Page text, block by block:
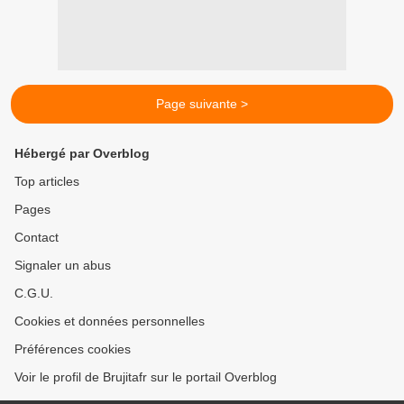
Page suivante >
Hébergé par Overblog
Top articles
Pages
Contact
Signaler un abus
C.G.U.
Cookies et données personnelles
Préférences cookies
Voir le profil de Brujitafr sur le portail Overblog